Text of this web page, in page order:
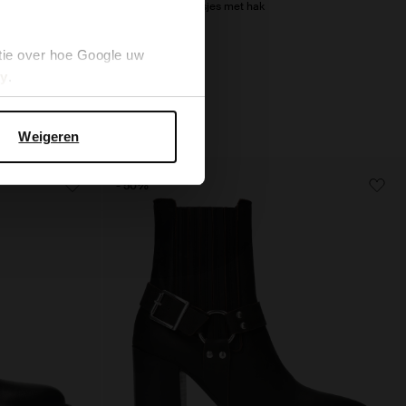
over hoe Google uw
Weigeren
Leopard enkellaarsjes met hak
- 50%